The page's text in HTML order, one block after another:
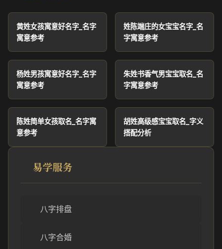
黄姓女孩寓意好名字_名字
寓意参考
姓陈端庄的女宝宝名字_名
字寓意参考
杨姓男孩寓意好名字_名字
寓意参考
朱姓书香气男宝宝取名_名
字寓意参考
陈姓简单女孩取名_名字寓
意参考
胡姓高级感宝宝取名_字义
搭配分析
易学服务
八字排盘
八字合婚